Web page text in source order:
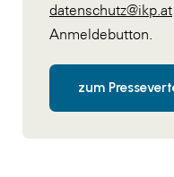
datenschutz@ikp.at
Anmeldebutton.
zum